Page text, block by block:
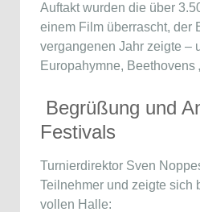
Auftakt wurden die über
einem Film überrascht, der
vergangenen Jahr zeigte –
Europahymne, Beethovens
Begrüßung und
Festivals
Turnierdirektor Sven
Teilnehmer und zeigte sich
vollen Halle: